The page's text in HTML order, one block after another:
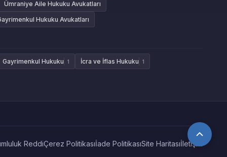
Ümraniye Aile Hukuku Avukatları
Hukuku Avukatları
Gayrimenkul Hukuku 1 İcra ve İflas Hukuku 1
ReddiÇerez Politikasıİade PolitikasıSite Haritasıİletişim